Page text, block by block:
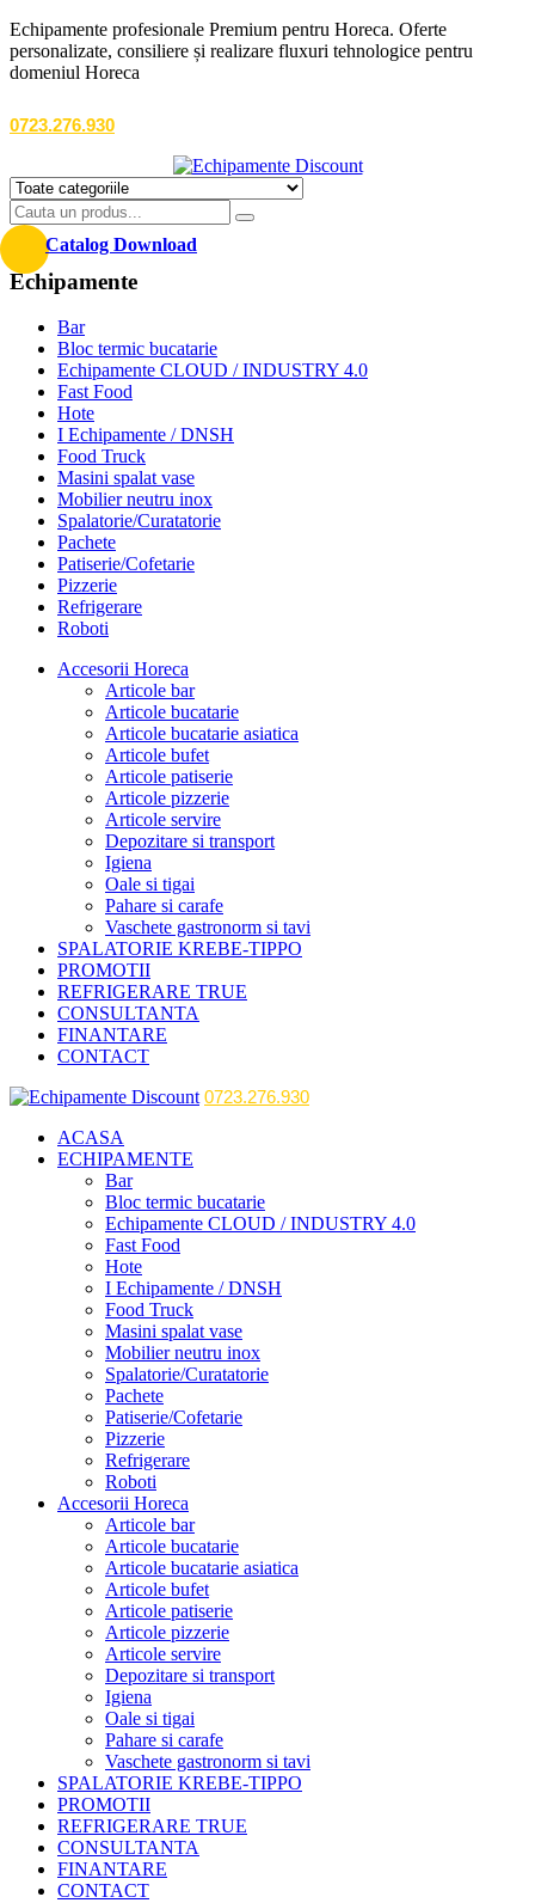
Echipamente profesionale Premium pentru Horeca. Oferte
personalizate, consiliere și realizare fluxuri tehnologice pentru
domeniul Horeca
0723.276.930
Catalog Download
Echipamente
Bar
Bloc termic bucatarie
Echipamente CLOUD / INDUSTRY 4.0
Fast Food
Hote
I Echipamente / DNSH
Food Truck
Masini spalat vase
Mobilier neutru inox
Spalatorie/Curatatorie
Pachete
Patiserie/Cofetarie
Pizzerie
Refrigerare
Roboti
Accesorii Horeca
Articole bar
Articole bucatarie
Articole bucatarie asiatica
Articole bufet
Articole patiserie
Articole pizzerie
Articole servire
Depozitare si transport
Igiena
Oale si tigai
Pahare si carafe
Vaschete gastronorm si tavi
SPALATORIE KREBE-TIPPO
PROMOTII
REFRIGERARE TRUE
CONSULTANTA
FINANTARE
CONTACT
0723.276.930
ACASA
ECHIPAMENTE
Bar
Bloc termic bucatarie
Echipamente CLOUD / INDUSTRY 4.0
Fast Food
Hote
I Echipamente / DNSH
Food Truck
Masini spalat vase
Mobilier neutru inox
Spalatorie/Curatatorie
Pachete
Patiserie/Cofetarie
Pizzerie
Refrigerare
Roboti
Accesorii Horeca
Articole bar
Articole bucatarie
Articole bucatarie asiatica
Articole bufet
Articole patiserie
Articole pizzerie
Articole servire
Depozitare si transport
Igiena
Oale si tigai
Pahare si carafe
Vaschete gastronorm si tavi
SPALATORIE KREBE-TIPPO
PROMOTII
REFRIGERARE TRUE
CONSULTANTA
FINANTARE
CONTACT